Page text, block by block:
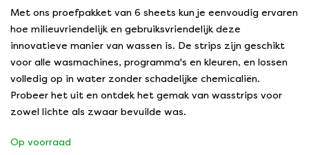
Met ons proefpakket van 6 sheets kun je eenvoudig ervaren
hoe milieuvriendelijk en gebruiksvriendelijk deze
innovatieve manier van wassen is. De strips zijn geschikt
voor alle wasmachines, programma's en kleuren, en lossen
volledig op in water zonder schadelijke chemicaliën.
Probeer het uit en ontdek het gemak van wasstrips voor
zowel lichte als zwaar bevuilde was.
Op voorraad